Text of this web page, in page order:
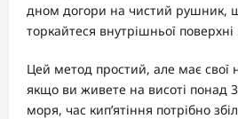
дном догори на чистий рушник,
торкайтеся внутрішньої
Цей метод простий, але має
якщо ви живете на висоті понад
моря, час кип’ятіння потрібно